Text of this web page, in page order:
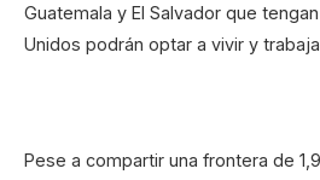
Guatemala y El Salvador que
Unidos podrán optar a vivir y
Pese a compartir una frontera de